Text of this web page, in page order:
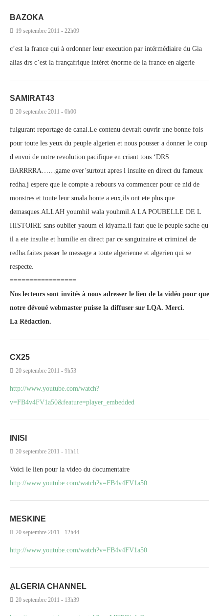
BAZOKA
19 septembre 2011 - 22h09
c’est la france qui à ordonner leur execution par intérmédiaire du Gia
alias drs c’est la françafrique intéret énorme de la france en algerie
SAMIRAT43
20 septembre 2011 - 0h00
fulgurant reportage de canal.Le contenu devrait ouvrir une bonne fois
pour toute les yeux du peuple algerien et nous pousser a donner le coup
d envoi de notre revolution pacifique en criant tous ‘DRS
BARRRRA……game over’surtout apres l insulte en direct du fameux
redha.j espere que le compte a rebours va commencer pour ce nid de
monstres et toute leur smala.honte a eux,ils ont ete plus que
demasques.ALLAH youmhil wala youhmil.A LA POUBELLE DE L
HISTOIRE sans oublier yaoum el kiyama.il faut que le peuple sache qu
il a ete insulte et humilie en direct par ce sanguinaire et criminel de
redha.faites passer le message a toute algerienne et algerien qui se
respecte.
=================
Nos lecteurs sont invités à nous adresser le lien de la vidéo pour que
notre dévoué webmaster puisse la diffuser sur LQA. Merci.
La Rédaction.
CX25
20 septembre 2011 - 9h53
http://www.youtube.com/watch?
v=FB4v4FV1a50&feature=player_embedded
INISI
20 septembre 2011 - 11h11
Voici le lien pour la video du documentaire
http://www.youtube.com/watch?v=FB4v4FV1a50
MESKINE
20 septembre 2011 - 12h44
http://www.youtube.com/watch?v=FB4v4FV1a50
ِALGERIA CHANNEL
20 septembre 2011 - 13h39